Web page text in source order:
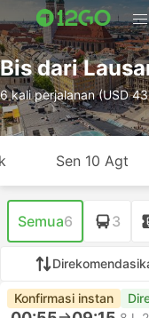
Bis dari
6 kali perjalanan (USD
Sen 10 Agt
Semua6 3
Konfirmasi instan